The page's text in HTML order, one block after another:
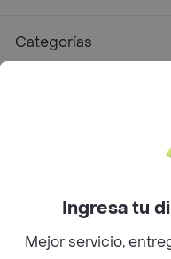
Categorías
©2026Rappi
Ingresa tu
Mejor servicio,